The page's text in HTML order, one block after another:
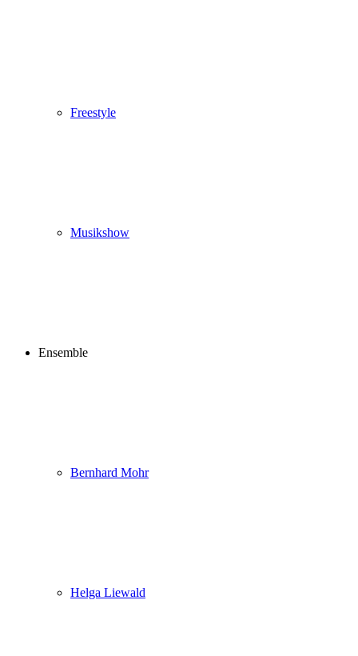
Freestyle
Musikshow
Ensemble
Bernhard Mohr
Helga Liewald